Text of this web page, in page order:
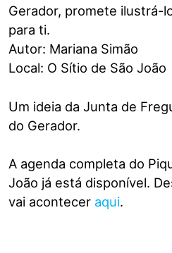
Gerador, promete ilustrá-
para ti.
Autor: Mariana Simão
Local: O Sítio de São João
Um ideia da Junta de
do Gerador.
A agenda completa do
João já está disponível.
vai acontecer aqui.